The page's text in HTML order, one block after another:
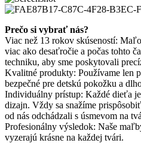
Prečo si vybrať nás?
Viac než 13 rokov skúseností:
viac ako desaťročie a počas tohto
techniku, aby sme poskytovali
Kvalitné produkty: Používame len
bezpečné pre detskú pokožku a
Individuálny prístup: Každé dieťa
dizajn. Vždy sa snažíme
od nás odchádzali s úsmevom na
Profesionálny výsledok: Naše
vyzerajú krásne na každej tvári.